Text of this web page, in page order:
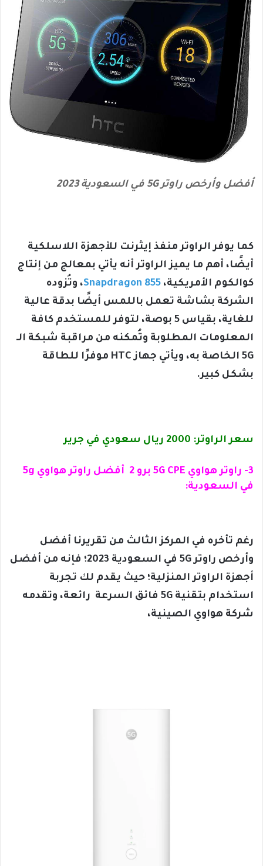
أفضل وأرخص راوتر 5G في السعودية 2023
كما يوفر الراوتر منفذ إيثرنت للأجهزة اللاسلكية
أيضًا، أهم ما يميز الراوتر أنه يأتي بمعالج من إنتاج
كوالكوم الأمريكية، Snapdragon 855، وتُزوده
الشركة بشاشة تعمل باللمس أيضًا بدقة عالية
للغاية، بقياس 5 بوصة، لتوفر للمستخدم كافة
المعلومات المطلوبة وتُمكنه من مراقبة شبكة الـ
5G الخاصة به، ويأتي جهاز HTC موفرًا للطاقة
بشكل كبير.
سعر الراوتر: 2000 ريال سعودي في جرير
3- راوتر هواوي 5G CPE برو 2 أفضل راوتر هواوي 5g
في السعودية:
رغم تأخره في المركز الثالث من تقريرنا أفضل
وأرخص راوتر 5G في السعودية 2023؛ فإنه من أفضل
أجهزة الراوتر المنزلية؛ حيث يقدم لك تجربة
استخدام بتقنية 5G فائق السرعة رائعة، وتقدمه
شركة هواوي الصينية،